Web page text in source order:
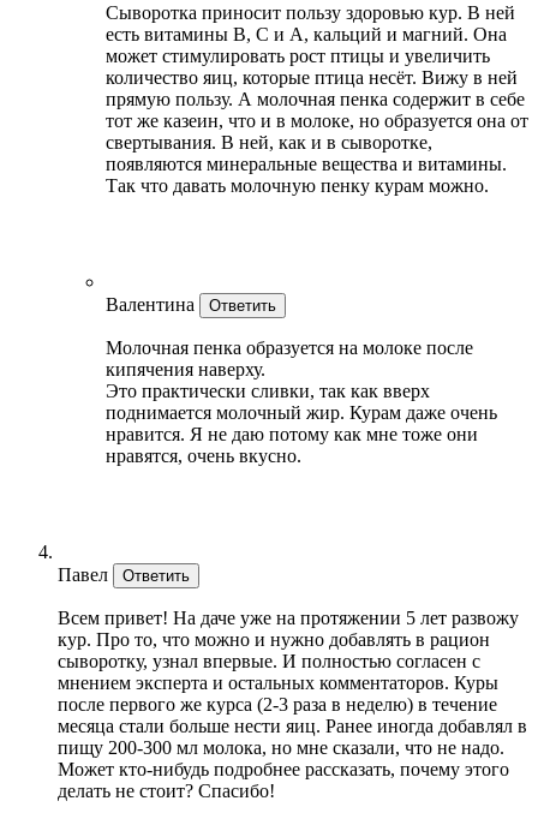
Сыворотка приносит пользу здоровью кур. В ней
есть витамины В, С и А, кальций и магний. Она
может стимулировать рост птицы и увеличить
количество яиц, которые птица несёт. Вижу в ней
прямую пользу. А молочная пенка содержит в себе
тот же казеин, что и в молоке, но образуется она от
свертывания. В ней, как и в сыворотке,
появляются минеральные вещества и витамины.
Так что давать молочную пенку курам можно.
Валентина Ответить
Молочная пенка образуется на молоке после
кипячения наверху.
Это практически сливки, так как вверх
поднимается молочный жир. Курам даже очень
нравится. Я не даю потому как мне тоже они
нравятся, очень вкусно.
Павел Ответить
Всем привет! На даче уже на протяжении 5 лет развожу
кур. Про то, что можно и нужно добавлять в рацион
сыворотку, узнал впервые. И полностью согласен с
мнением эксперта и остальных комментаторов. Куры
после первого же курса (2-3 раза в неделю) в течение
месяца стали больше нести яиц. Ранее иногда добавлял в
пищу 200-300 мл молока, но мне сказали, что не надо.
Может кто-нибудь подробнее рассказать, почему этого
делать не стоит? Спасибо!